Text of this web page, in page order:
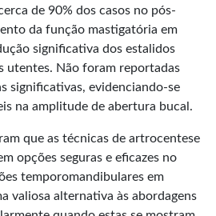
de 90% dos casos no pós-
da função mastigatória em
significativa dos estalidos
utentes. Não foram reportadas
significativas, evidenciando-se
na amplitude de abertura bucal.
que as técnicas de artrocentese
opções seguras e eficazes no
temporomandibulares em
valiosa alternativa às abordagens